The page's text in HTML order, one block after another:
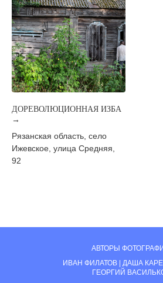
ДОРЕВОЛЮЦИОННАЯ ИЗБА
→
Рязанская область, село
Ижевское, улица Средняя,
92
ИВАН ФИЛАТОВ | ДАША
ГЕОРГИЙ
АВТОРЫ